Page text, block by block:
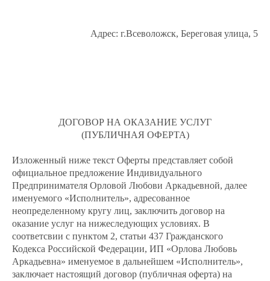
Адрес: г.Всеволожск, Береговая улица, 5
ДОГОВОР НА ОКАЗАНИЕ УСЛУГ
(ПУБЛИЧНАЯ ОФЕРТА)
Изложенный ниже текст Оферты представляет собой
официальное предложение Индивидуального
Предпринимателя Орловой Любови Аркадьевной, далее
именуемого «Исполнитель», адресованное
неопределенному кругу лиц, заключить договор на
оказание услуг на нижеследующих условиях. В
соответсвии с пунктом 2, статьи 437 Гражданского
Кодекса Российской Федерации, ИП «Орлова Любовь
Аркадьевна» именуемое в дальнейшем «Исполнитель»,
заключает настоящий договор (публичная оферта) на